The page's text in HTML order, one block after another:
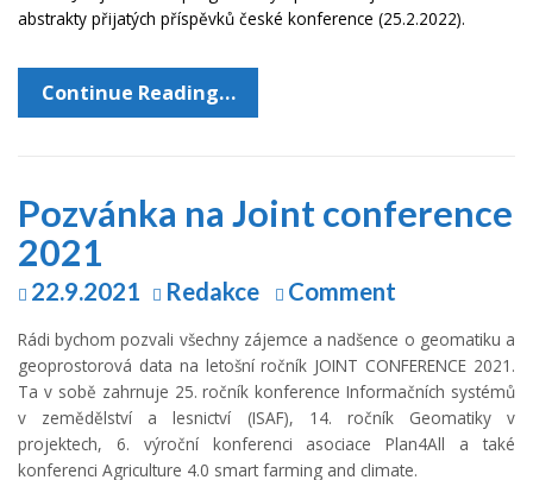
abstrakty přijatých příspěvků české konference (25.2.2022).
Continue Reading…
Pozvánka na Joint conference
2021
22.9.2021 Redakce Comment
Rádi bychom pozvali všechny zájemce a nadšence o geomatiku a
geoprostorová data na letošní ročník JOINT CONFERENCE 2021.
Ta v sobě zahrnuje 25. ročník konference Informačních systémů
v zemědělství a lesnictví (ISAF), 14. ročník Geomatiky v
projektech, 6. výroční konferenci asociace Plan4All a také
konferenci Agriculture 4.0 smart farming and climate.